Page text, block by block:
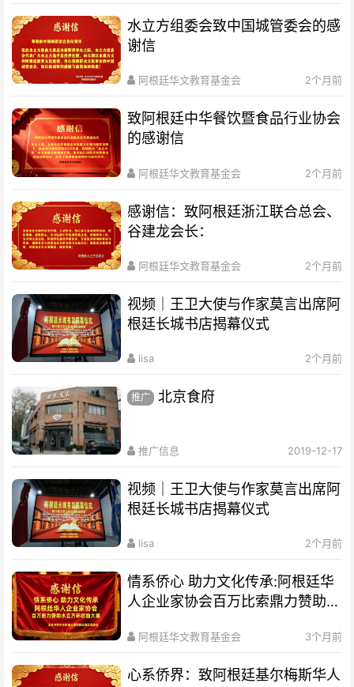
水立方组委会致中国城管委会的感
谢信
阿根廷华文教育基金会 2个月前
致阿根廷中华餐饮暨食品行业协会
的感谢信
阿根廷华文教育基金会 2个月前
感谢信：致阿根廷浙江联合总会、
谷建龙会长：
阿根廷华文教育基金会 2个月前
视频｜王卫大使与作家莫言出席阿
根廷长城书店揭幕仪式
lisa 2个月前
推广 北京食府
推广信息 2019-12-17
视频｜王卫大使与作家莫言出席阿
根廷长城书店揭幕仪式
lisa 2个月前
情系侨心 助力文化传承:阿根廷华
人企业家协会百万比索鼎力赞助水
阿根廷华文教育基金会 3个月前
心系侨界​：致阿根廷基尔梅斯华人